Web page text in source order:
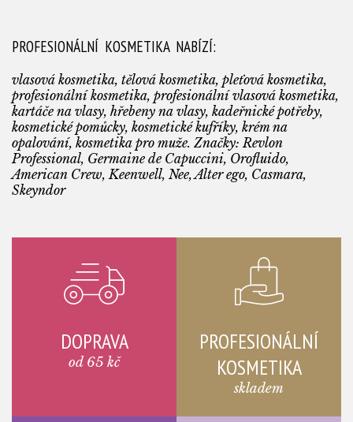
PROFESIONÁLNÍ KOSMETIKA NABÍZÍ:
vlasová kosmetika, tělová kosmetika, pleťová kosmetika,
profesionální kosmetika, profesionální vlasová kosmetika,
kartáče na vlasy, hřebeny na vlasy, kadeřnické potřeby,
kosmetické pomůcky, kosmetické kufříky, krém na
opalování, kosmetika pro muže. Značky: Revlon
Professional, Germaine de Capuccini, Orofluido,
American Crew, Keenwell, Nee, Alter ego, Casmara,
Skeyndor
DOPRAVA
od 65 kč
PROFESIONÁLNÍ
KOSMETIKA
skladem